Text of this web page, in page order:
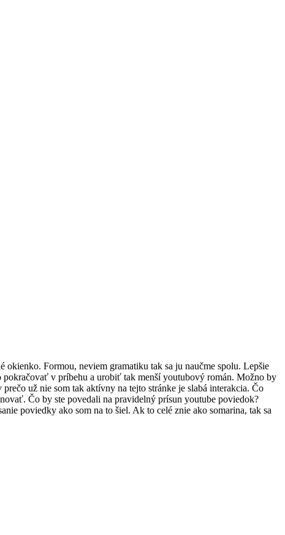
Formou, neviem gramatiku tak sa ju naučme spolu. Lepšie
v príbehu a urobiť tak menší youtubový román. Možno by
už nie som tak aktívny na tejto stránke je slabá interakcia. Čo
Čo by ste povedali na pravidelný prísun youtube poviedok?
poviedky ako som na to šiel. Ak to celé znie ako somarina, tak sa